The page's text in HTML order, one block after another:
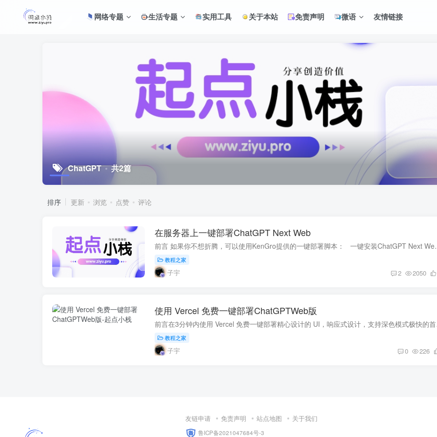
网络专题 生活专题 实用工具 关于本站 免责声明 微语 友情链接
ChatGPT 共2篇
排序 更新 浏览 点赞 评论
在服务器上一键部署ChatGPT Next Web
前言 如果你不想折腾，可以使用
教程之家
子宇 2 2050
使用 Vercel 免费一键部署ChatGPTWeb版
前言在3分钟内
教程之家
子宇 0 226
友链申请 免责声明 站点地图 关于我们
鲁ICP备2021047684号-3